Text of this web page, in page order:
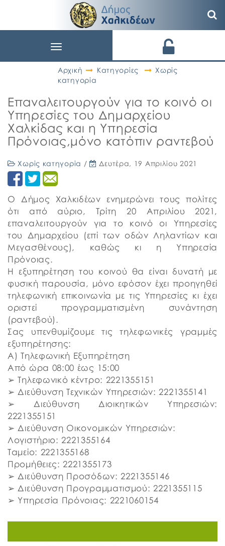
Toggle
Αρχική
Κατηγορίες
Χωρίς
κατηγορία
Επαναλειτουργούν για το κοινό οι
Υπηρεσίες του Δημαρχείου
Χαλκίδας και η Υπηρεσία
Πρόνοιας,μόνο κατόπιν ραντεβού
Χωρίς κατηγορία / Δευτέρα, 19 Απριλίου 2021
Ο Δήμος Χαλκιδέων ενημερώνει τους πολίτες
ότι από αύριο, Τρίτη 20 Απριλίου 2021,
επαναλειτουργούν για το κοινό οι Υπηρεσίες
του Δημαρχείου (επί των οδών Ληλαντίων και
Μεγασθένους), καθώς κι η Υπηρεσία
Πρόνοιας.
Η εξυπηρέτηση του κοινού θα είναι δυνατή με
φυσική παρουσία, μόνο εφόσον έχει προηγηθεί
τηλεφωνική επικοινωνία με τις Υπηρεσίες κι έχει
οριστεί προγραμματισμένη συνάντηση
(ραντεβού).
Σας υπενθυμίζουμε τις τηλεφωνικές γραμμές
εξυπηρέτησης:
Α) Τηλεφωνική Εξυπηρέτηση
Από ώρα 08:00 έως 15:00
➢ Τηλεφωνικό κέντρο: 2221355151
➢ Διεύθυνση Τεχνικών Υπηρεσιών: 2221355141
➢ Διεύθυνση Διοικητικών Υπηρεσιών:
2221355151
➢ Διεύθυνση Οικονομικών Υπηρεσιών:
Λογιστήριο: 2221355164
Ταμείο: 2221355168
Προμήθειες: 2221355173
➢ Διεύθυνση Προσόδων: 2221355146
➢ Διεύθυνση Προγραμματισμού: 2221355115
➢ Υπηρεσία Πρόνοιας: 2221060154